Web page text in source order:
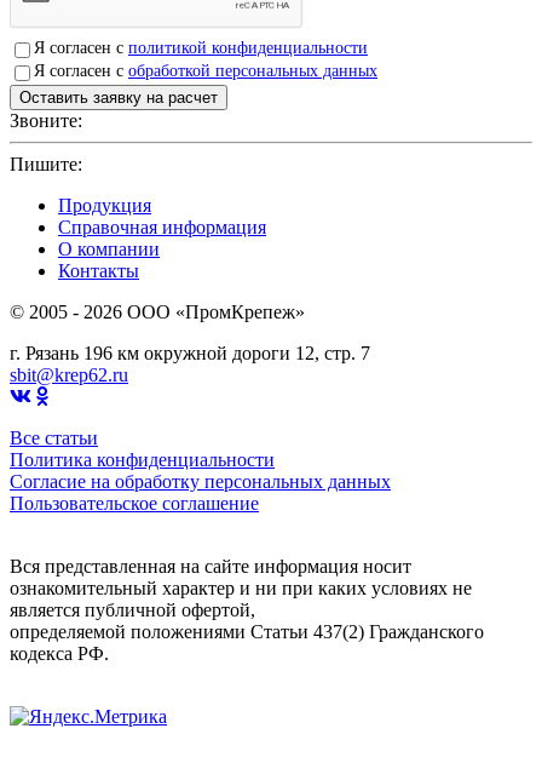
Я согласен с политикой конфиденциальности
Я согласен с обработкой персональных данных
Звоните:
Пишите:
Продукция
Справочная информация
О компании
Контакты
© 2005 - 2026 OOO «ПромКрепеж»
г. Рязань 196 км окружной дороги 12, стр. 7
sbit@krep62.ru
Все статьи
Политика конфиденциальности
Согласие на обработку персональных данных
Пользовательское соглашение
Вся представленная на сайте информация носит
ознакомительный характер и ни при каких условиях не
является публичной офертой,
определяемой положениями Статьи 437(2) Гражданского
кодекса РФ.